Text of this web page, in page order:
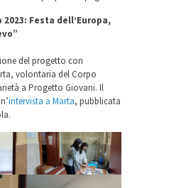
2023: Festa dell’Europa,
del progetto con
volontaria del Corpo
a Progetto Giovani. Il
intervista a Marta, pubblicata